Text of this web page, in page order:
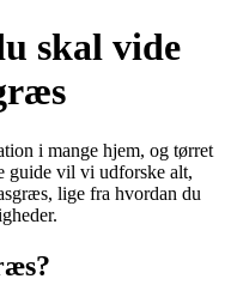
skal vide
i mange hjem, og tørret
guide vil vi udforske alt,
lige fra hvordan du